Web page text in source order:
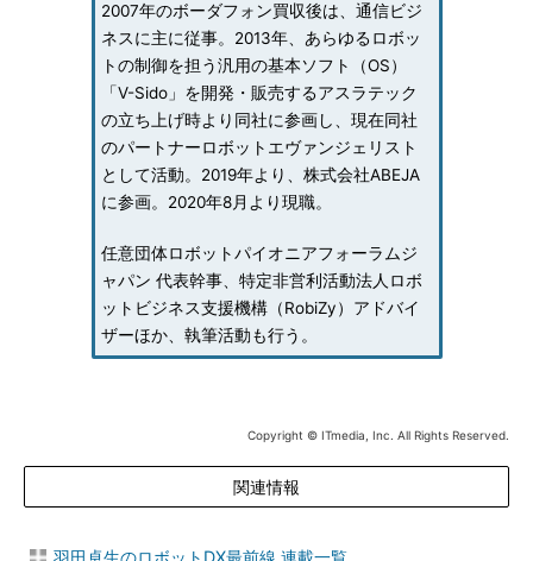
2007年のボーダフォン買収後は、通信ビジ
ネスに主に従事。2013年、あらゆるロボッ
トの制御を担う汎用の基本ソフト（OS）
「V-Sido」を開発・販売するアスラテック
の立ち上げ時より同社に参画し、現在同社
のパートナーロボットエヴァンジェリスト
として活動。2019年より、株式会社ABEJA
に参画。2020年8月より現職。
任意団体ロボットパイオニアフォーラムジ
ャパン 代表幹事、特定非営利活動法人ロボ
ットビジネス支援機構（RobiZy）アドバイ
ザーほか、執筆活動も行う。
Copyright © ITmedia, Inc. All Rights Reserved.
関連情報
羽田卓生のロボットDX最前線 連載一覧